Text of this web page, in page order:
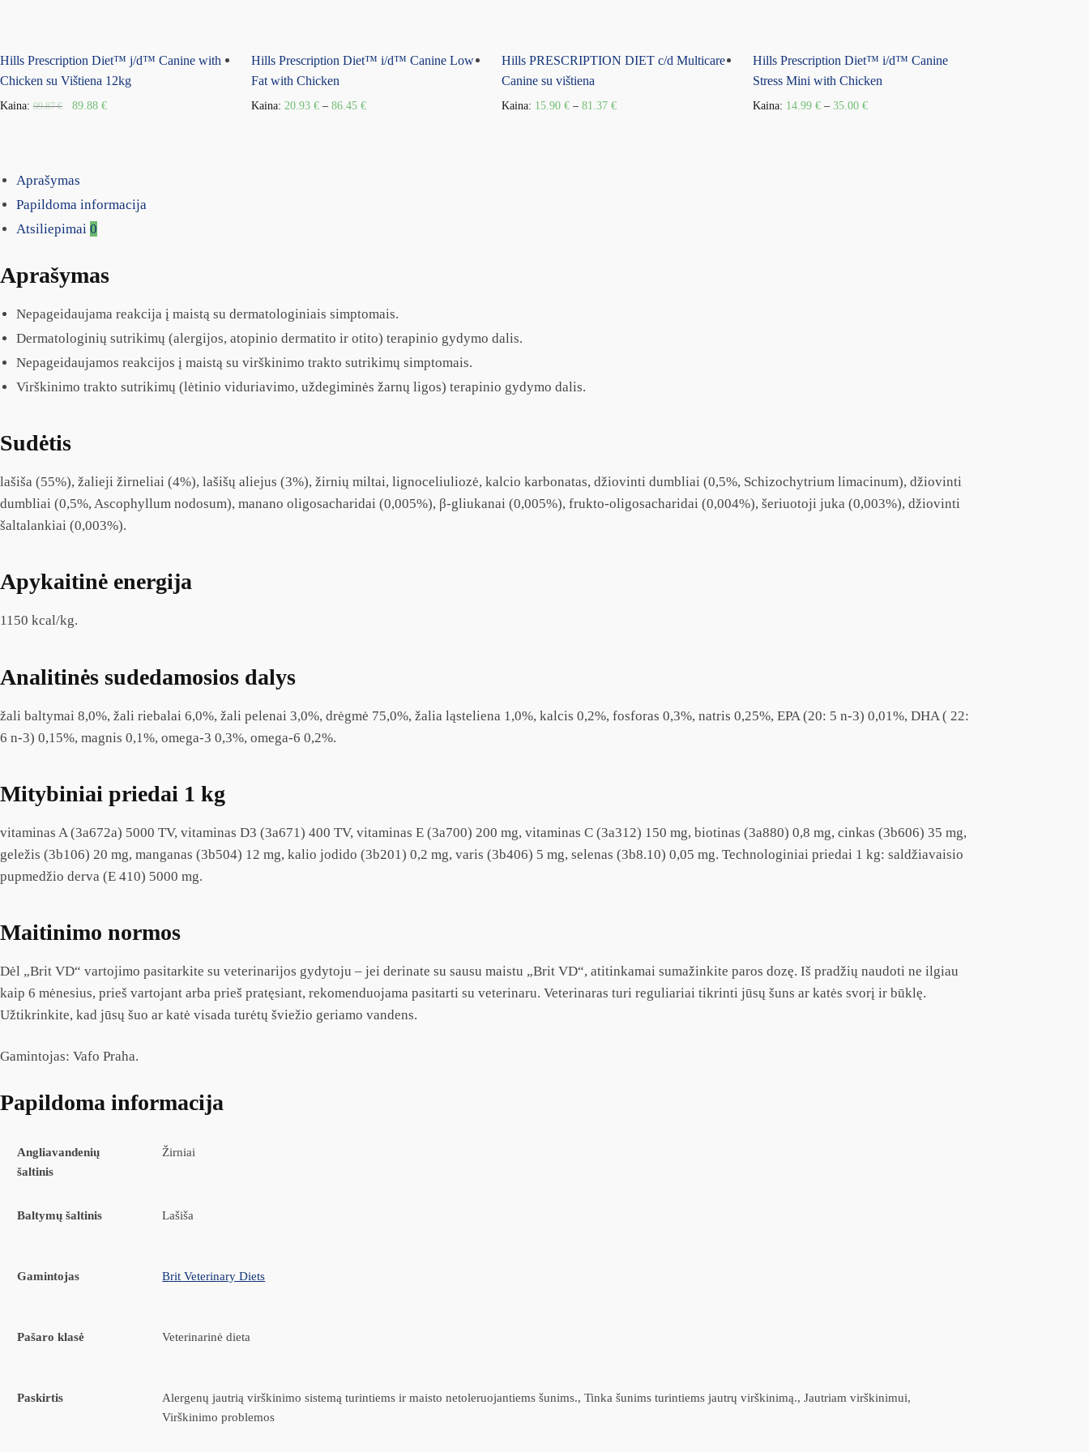
Hills Prescription Diet™ j/d™ Canine with
Chicken su Vištiena 12kg
Kaina: 99.87€ 89.88 €
Hills Prescription Diet™ i/d™ Canine Low
Fat with Chicken
Kaina: 20.93 €– 86.45 €
Hills PRESCRIPTION DIET c/d Multicare
Canine su vištiena
Kaina: 15.90€ –81.37€
Hills Prescription Diet™ i/d™ Canine
Stress Mini with Chicken
Kaina: 14.99€ –35.00€
Aprašymas
Papildoma informacija
Atsiliepimai 0
Aprašymas
Nepageidaujama reakcija į maistą su dermatologiniais simptomais.
Dermatologinių sutrikimų (alergijos, atopinio dermatito ir otito) terapinio gydymo dalis.
Nepageidaujamos reakcijos į maistą su virškinimo trakto sutrikimų simptomais.
Virškinimo trakto sutrikimų (lėtinio viduriavimo, uždegiminės žarnų ligos) terapinio gydymo dalis.
Sudėtis
lašiša (55%), žalieji žirneliai (4%), lašišų aliejus (3%), žirnių miltai, lignoceliuliozė, kalcio karbonatas, džiovinti dumbliai (0,5%, Schizochytrium limacinum), džiovinti
dumbliai (0,5%, Ascophyllum nodosum), manano oligosacharidai (0,005%), β-gliukanai (0,005%), frukto-oligosacharidai (0,004%), šeriuotoji juka (0,003%), džiovinti
šaltalankiai (0,003%).
Apykaitinė energija
1150 kcal/kg.
Analitinės sudedamosios dalys
žali baltymai 8,0%, žali riebalai 6,0%, žali pelenai 3,0%, drėgmė 75,0%, žalia ląsteliena 1,0%, kalcis 0,2%, fosforas 0,3%, natris 0,25%, EPA (20: 5 n-3) 0,01%, DHA ( 22:
6 n-3) 0,15%, magnis 0,1%, omega-3 0,3%, omega-6 0,2%.
Mitybiniai priedai 1 kg
vitaminas A (3a672a) 5000 TV, vitaminas D3 (3a671) 400 TV, vitaminas E (3a700) 200 mg, vitaminas C (3a312) 150 mg, biotinas (3a880) 0,8 mg, cinkas (3b606) 35 mg,
geležis (3b106) 20 mg, manganas (3b504) 12 mg, kalio jodido (3b201) 0,2 mg, varis (3b406) 5 mg, selenas (3b8.10) 0,05 mg. Technologiniai priedai 1 kg: saldžiavaisio
pupmedžio derva (E 410) 5000 mg.
Maitinimo normos
Dėl „Brit VD“ vartojimo pasitarkite su veterinarijos gydytoju – jei derinate su sausu maistu „Brit VD“, atitinkamai sumažinkite paros dozę. Iš pradžių naudoti ne ilgiau
kaip 6 mėnesius, prieš vartojant arba prieš pratęsiant, rekomenduojama pasitarti su veterinaru. Veterinaras turi reguliariai tikrinti jūsų šuns ar katės svorį ir būklę.
Užtikrinkite, kad jūsų šuo ar katė visada turėtų šviežio geriamo vandens.
Gamintojas: Vafo Praha.
Papildoma informacija
Angliavandenių
šaltinis
Žirniai
Baltymų šaltinis Lašiša
Gamintojas Brit Veterinary Diets
Pašaro klasė Veterinarinė dieta
Paskirtis
Alergenų jautrią virškinimo sistemą turintiems ir maisto netoleruojantiems šunims., Tinka šunims turintiems jautrų virškinimą., Jautriam virškinimui,
Virškinimo problemos